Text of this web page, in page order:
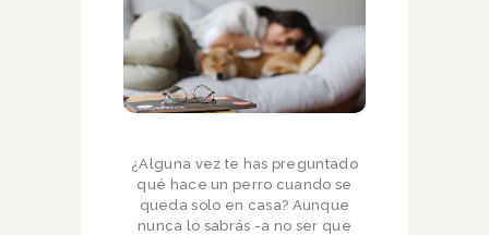
¿Alguna vez te has preguntado
qué hace un perro cuando se
queda solo en casa? Aunque
nunca lo sabrás -a no ser que